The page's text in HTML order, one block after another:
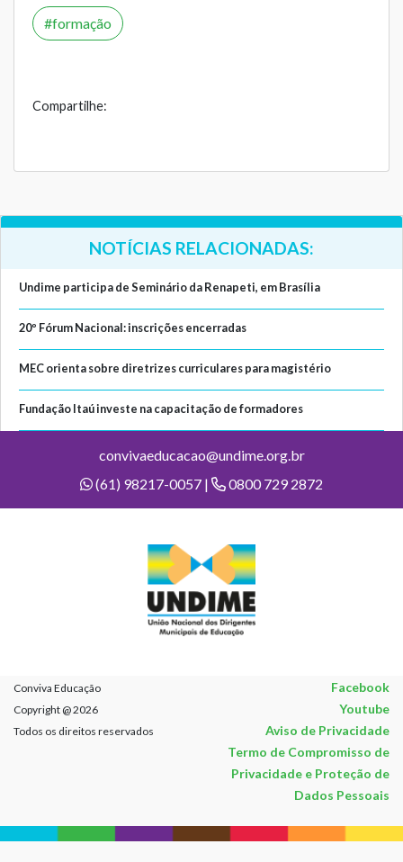
formação
Compartilhe:
NOTÍCIAS RELACIONADAS:
Undime participa de Seminário da Renapeti, em Brasília
20º Fórum Nacional: inscrições encerradas
MEC orienta sobre diretrizes curriculares para magistério
Fundação Itaú investe na capacitação de formadores
convivaeducacao@undime.org.br
(61) 98217-0057 |
0800 729 2872
Conviva Educação Facebook
Copyright @ 2026 Youtube
Todos os direitos reservados
Aviso de Privacidade
Termo de Compromisso de
Privacidade e Proteção de
Dados Pessoais